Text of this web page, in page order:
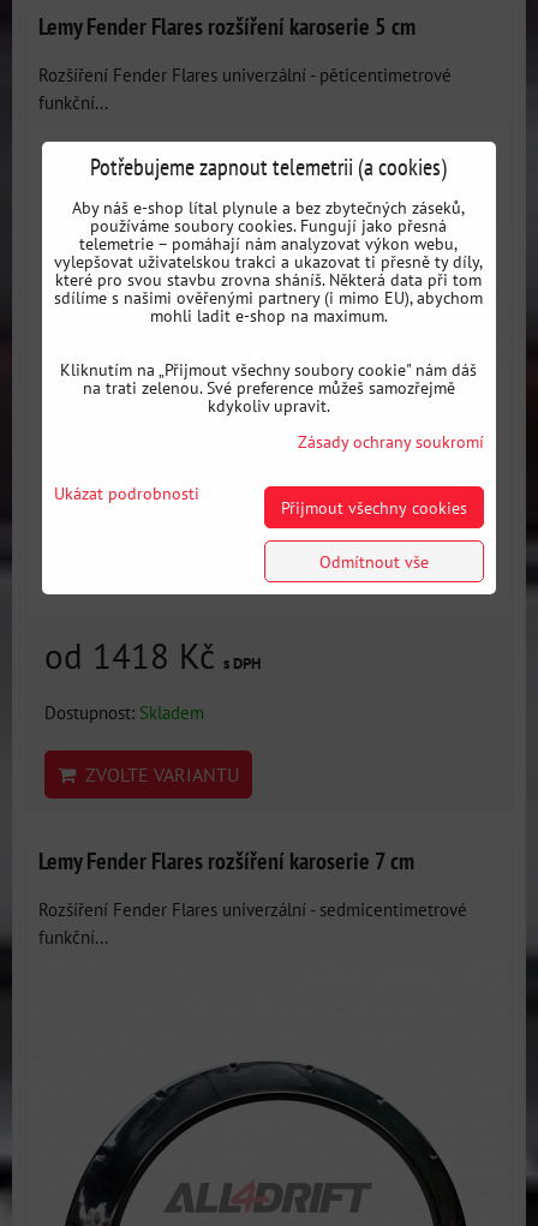
Lemy Fender Flares rozšíření karoserie 5 cm
Rozšíření Fender Flares univerzální - pěticentimetrové
funkční...
od 1418 Kč s DPH
Dostupnost: Skladem
ZVOLTE VARIANTU
Lemy Fender Flares rozšíření karoserie 7 cm
Rozšíření Fender Flares univerzální - sedmicentimetrové
funkční...
Potřebujeme zapnout telemetrii (a cookies)
Aby náš e-shop lítal plynule a bez zbytečných záseků,
používáme soubory cookies. Fungují jako přesná
telemetrie – pomáhají nám analyzovat výkon webu,
vylepšovat uživatelskou trakci a ukazovat ti přesně ty díly,
které pro svou stavbu zrovna sháníš. Některá data při tom
sdílíme s našimi ověřenými partnery (i mimo EU), abychom
mohli ladit e-shop na maximum.
Kliknutím na „Přijmout všechny soubory cookie" nám dáš
na trati zelenou. Své preference můžeš samozřejmě
kdykoliv upravit.
Zásady ochrany soukromí
Ukázat podrobnosti
Přijmout všechny cookies
Odmítnout vše